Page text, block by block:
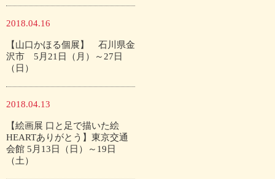
2018.04.16
【山口かほる個展】 石川県金
沢市 5月21日（月）～27日
（日）
2018.04.13
【絵画展 口と足で描いた絵
HEARTありがとう】東京交通
会館 5月13日（日）～19日
（土）